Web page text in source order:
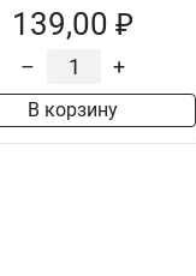
139,00 ₽
– +
В корзину